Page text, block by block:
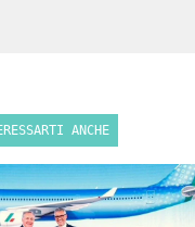
ANCHE